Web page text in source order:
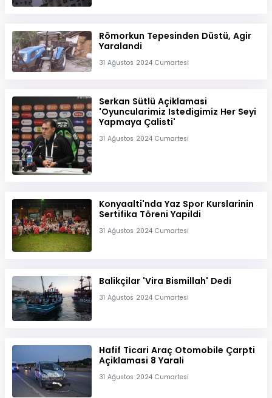
Römorkun Tepesinden Düstü, Agir
Yaralandi
31 Ağustos 2024 Cumartesi
Serkan Sütlü Açiklamasi
'Oyuncularimiz Istedigimiz Her Seyi
Yapmaya Çalisti'
31 Ağustos 2024 Cumartesi
Konyaalti'nda Yaz Spor Kurslarinin
Sertifika Töreni Yapildi
31 Ağustos 2024 Cumartesi
Balikçilar 'Vira Bismillah' Dedi
31 Ağustos 2024 Cumartesi
Hafif Ticari Araç Otomobile Çarpti
Açiklamasi 8 Yarali
31 Ağustos 2024 Cumartesi